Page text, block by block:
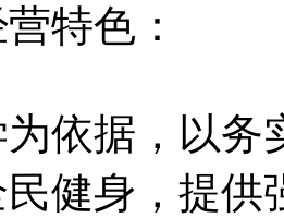
特色：
据，以务
身，提供